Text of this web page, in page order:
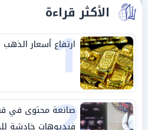
الأكثر قراءة
1
ارتفاع أسعار
صانعة محتوى في
فيديوهات خادشة